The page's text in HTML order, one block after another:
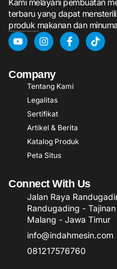
Kami melayani pembuatan
terbaru yang dapat
produk makanan dan
Company
Tentang Kami
Legalitas
Sertifikat
Artikel & Berita
Katalog Produk
Peta Situs
Connect With Us
Jalan Raya
Randugading -
Malang - Jawa Timur
info@indahmesin.com
081217576760